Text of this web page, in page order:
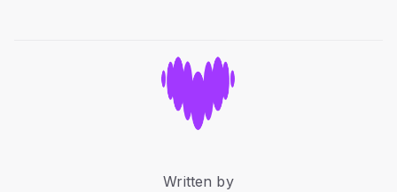
Written by